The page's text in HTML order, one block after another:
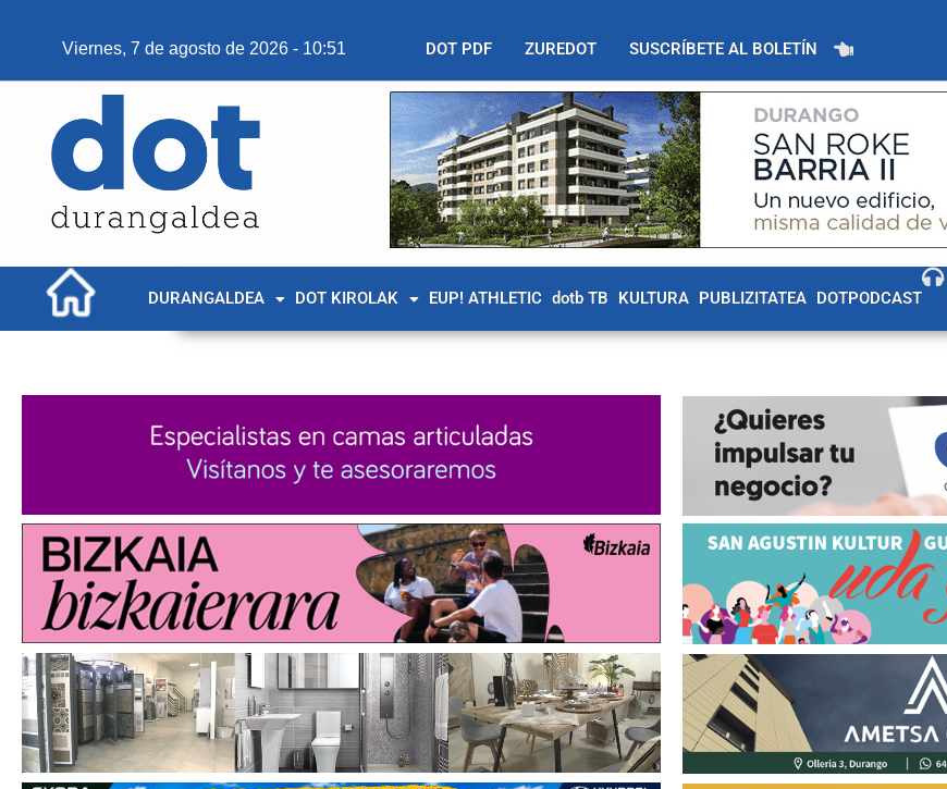
Viernes, 7 de agosto de 2026 - 10:51 DOT PDF ZUREDOT SUSCRÍBETE AL BOLETÍN
DURANGALDEA DOT KIROLAK EUP! ATHLETIC dotb TB KULTURA PUBLIZITATEA DOTPODCAST